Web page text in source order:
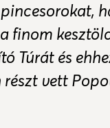
pincesorokat,
finom
Túrát és
részt vett